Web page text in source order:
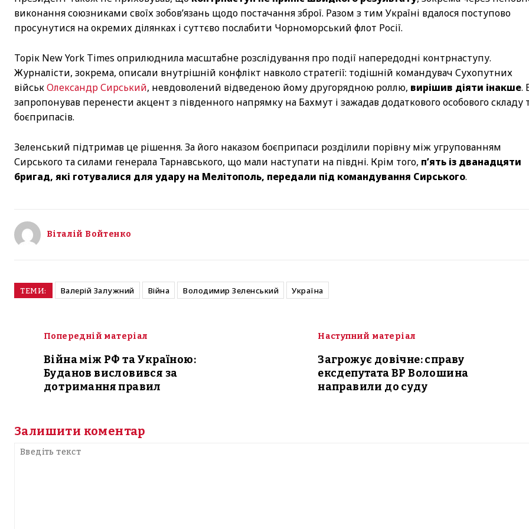
виконання союзниками своїх зобов’язань щодо постачання зброї. Разом з тим Україні вдалося поступово
просунутися на окремих ділянках і суттєво послабити Чорноморський флот Росії.
Торік New York Times оприлюднила масштабне розслідування про події напередодні контрнаступу.
Журналісти, зокрема, описали внутрішній конфлікт навколо стратегії: тодішній командувач Сухопутних
військОлександр Сирський, невдоволений відведеною йому другорядною роллю, вирішив діяти інакше.
запропонував перенести акцент з південного напрямку на Бахмут і зажадав додаткового особового складу
боєприпасів.
Зеленський підтримав це рішення. За його наказом боєприпаси розділили порівну між угрупованням
Сирського та силами генерала Тарнавського, що мали наступати на півдні. Крім того, п’ять із дванадцяти
бригад, які готувалися для удару на Мелітополь, передали під командування Сирського.
Віталій Войтенко
ТЕМИ: Валерій Залужний Війна Володимир Зеленський Україна
Попередній матеріал
Війна між РФ та Україною:
Буданов висловився за
дотримання правил
Наступний матеріал
Загрожує довічне: справу
ексдепутата ВР Волошина
направили до суду
Залишити коментар